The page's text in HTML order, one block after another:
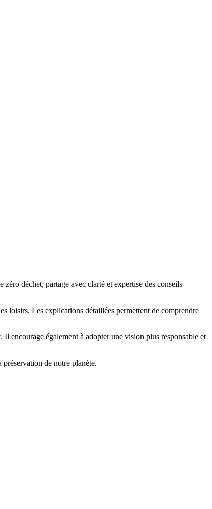
déchet, partage avec clarté et expertise des conseils
loisirs. Les explications détaillées permettent de comprendre
encourage également à adopter une vision plus responsable et
de notre planète.